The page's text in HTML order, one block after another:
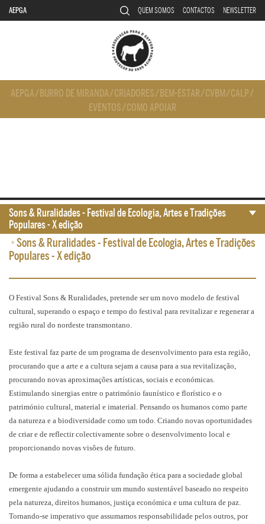
AEPGA QUEM SOMOS CONTACTOS NEWSLETTER
AEPGA/ BURRO DE MIRANDA/CRIADORES/ BEM-ESTAR/CVBM/CALP/
EVENTOS/COMO APOIAR
•Sons & Ruralidades - Festival de Ecologia, Artes e Tradições
Populares - X edição
O Festival Sons & Ruralidades, pretende ser um novo modelo de festival
cultural, superando o espaço e tempo do festival para revitalizar e regenerar a
região rural do nordeste transmontano.
Este festival faz parte de um programa de desenvolvimento para esta região,
procurando que a arte e a cultura sejam a causa para a sua revitalização,
procurando novas aproximações artísticas, sociais e económicas.
Estimulando sinergias entre o património faunístico e florístico e o
património cultural, material e imaterial. Pensando os humanos como parte
da natureza e a biodiversidade como um todo. Criando novas oportunidades
de criar e de reflectir colectivamente sobre o desenvolvimento local e
proporcionando novas visões de futuro.
De forma a estabelecer uma sólida fundação ética para a sociedade global
emergente ajudando a construir um mundo sustentável baseado no respeito
pela natureza, direitos humanos, justiça económica e uma cultura de paz.
Tornando-se imperativo que assumamos responsabilidade pelos outros, por
Sons & Ruralidades - Festival de Ecologia, Artes e Tradições
Populares - X edição